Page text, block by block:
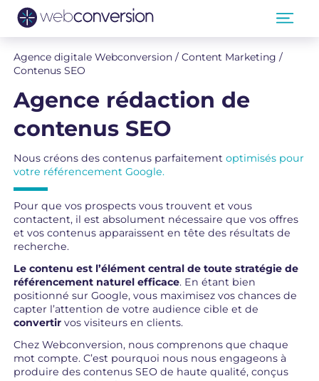
Aller
Agence digitale Webconversion /Content Marketing /
Contenus SEO
Agence rédaction de
contenus SEO
Nous créons des contenus parfaitementoptimisés pour
votre référencement Google.
Pour que vos prospects vous trouvent et vous
contactent, il est absolument nécessaire que vos offres
et vos contenus apparaissent en tête des résultats de
recherche.
Le contenu est l’élément central de toute stratégie de
référencement naturel efficace. En étant bien
positionné sur Google, vous maximisez vos chances de
capter l’attention de votre audience cible et de
convertir vos visiteurs en clients.
Chez Webconversion, nous comprenons que chaque
mot compte. C’est pourquoi nous nous engageons à
produire des contenus SEO de haute qualité, conçus